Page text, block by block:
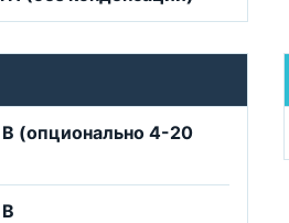
(опционально 4-20